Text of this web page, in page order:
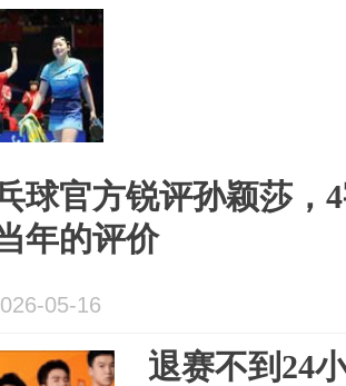
球官方锐评孙颖莎，
年的评价
05-16
退赛不到24